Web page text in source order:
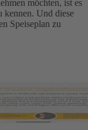
möchten, ist es
kennen. Und diese
Speiseplan zu